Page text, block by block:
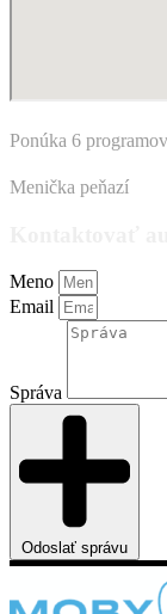
Ponúka 6
Menička peňazí
Meno
Email
Správa
Odoslať správu